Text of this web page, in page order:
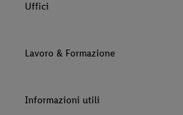
Uffici
Lavoro & Formazione
Informazioni utili